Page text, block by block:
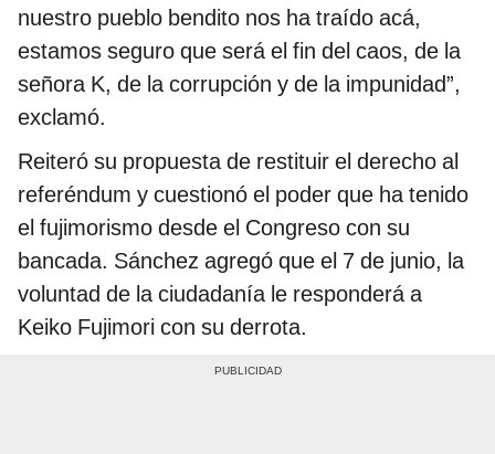
nuestro pueblo bendito nos ha traído acá,
estamos seguro que será el fin del caos, de la
señora K, de la corrupción y de la impunidad”,
exclamó.
Reiteró su propuesta de restituir el derecho al
referéndum y cuestionó el poder que ha tenido
el fujimorismo desde el Congreso con su
bancada. Sánchez agregó que el 7 de junio, la
voluntad de la ciudadanía le responderá a
Keiko Fujimori con su derrota.